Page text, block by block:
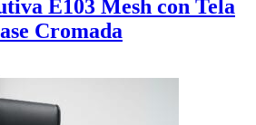
E103 Mesh con Tela
Cromada